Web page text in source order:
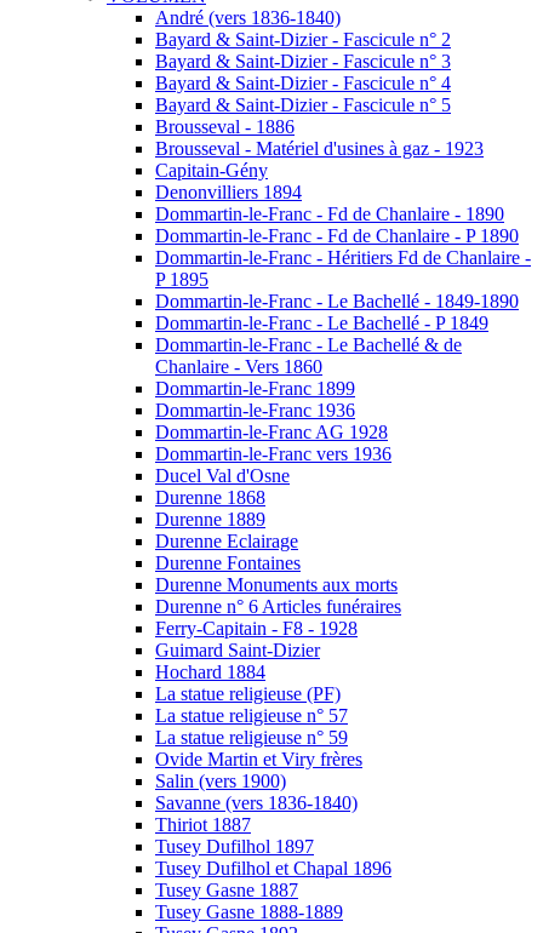
André (vers 1836-1840)
Bayard & Saint-Dizier - Fascicule n° 2
Bayard & Saint-Dizier - Fascicule n° 3
Bayard & Saint-Dizier - Fascicule n° 4
Bayard & Saint-Dizier - Fascicule n° 5
Brousseval - 1886
Brousseval - Matériel d'usines à gaz - 1923
Capitain-Gény
Denonvilliers 1894
Dommartin-le-Franc - Fd de Chanlaire - 1890
Dommartin-le-Franc - Fd de Chanlaire - P 1890
Dommartin-le-Franc - Héritiers Fd de Chanlaire -
P 1895
Dommartin-le-Franc - Le Bachellé - 1849-1890
Dommartin-le-Franc - Le Bachellé - P 1849
Dommartin-le-Franc - Le Bachellé & de
Chanlaire - Vers 1860
Dommartin-le-Franc 1899
Dommartin-le-Franc 1936
Dommartin-le-Franc AG 1928
Dommartin-le-Franc vers 1936
Ducel Val d'Osne
Durenne 1868
Durenne 1889
Durenne Eclairage
Durenne Fontaines
Durenne Monuments aux morts
Durenne n° 6 Articles funéraires
Ferry-Capitain - F8 - 1928
Guimard Saint-Dizier
Hochard 1884
La statue religieuse (PF)
La statue religieuse n° 57
La statue religieuse n° 59
Ovide Martin et Viry frères
Salin (vers 1900)
Savanne (vers 1836-1840)
Thiriot 1887
Tusey Dufilhol 1897
Tusey Dufilhol et Chapal 1896
Tusey Gasne 1887
Tusey Gasne 1888-1889